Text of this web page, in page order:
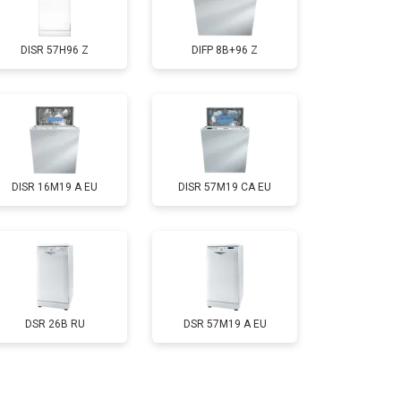
Заказать
850 ₽ Заказать
2200 ₽ Заказать
2000 ₽ Заказать
1600 ₽ Заказать
1200 ₽
DISR 57H96 Z DIFP 8B+96 Z
DISR 16M19 A EU DISR 57M19 CA EU
DSR 26B RU DSR 57M19 A EU